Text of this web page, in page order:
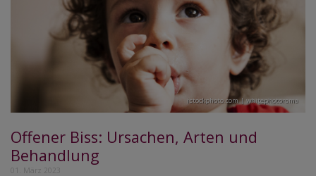
istockphoto.com | whitephotoroma
Offener Biss: Ursachen, Arten und
Behandlung
01. März 2023